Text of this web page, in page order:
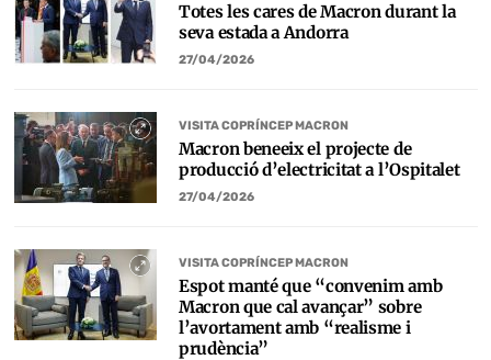
Totes les cares de Macron durant la
seva estada a Andorra
27/04/2026
VISITA COPRÍNCEP MACRON
Macron beneeix el projecte de
producció d’electricitat a l’Ospitalet
27/04/2026
VISITA COPRÍNCEP MACRON
Espot manté que “convenim amb
Macron que cal avançar” sobre
l’avortament amb “realisme i
prudència”